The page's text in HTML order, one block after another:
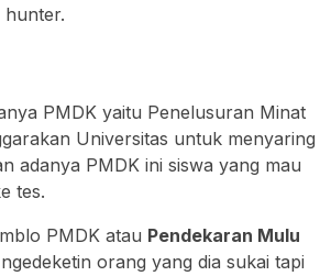
hunter.
PMDK yaitu Penelusuran Minat
Universitas untuk menyaring
adanya PMDK ini siswa yang mau
tes.
PMDK atau Pendekaran Mulu
orang yang dia sukai tapi